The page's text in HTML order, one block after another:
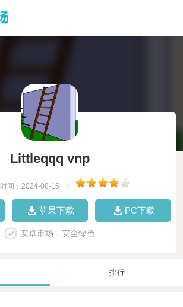
Littleqqq vnp
时间：2024-08-15
苹果下载 PC下载
安卓市场，安全绿色
排行